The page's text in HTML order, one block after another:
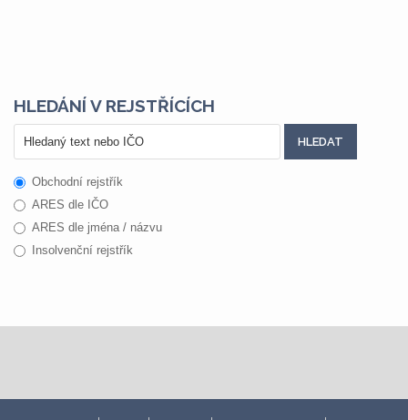
HLEDÁNÍ V REJSTŘÍCÍCH
Obchodní rejstřík
ARES dle IČO
ARES dle jména / názvu
Insolvenční rejstřík